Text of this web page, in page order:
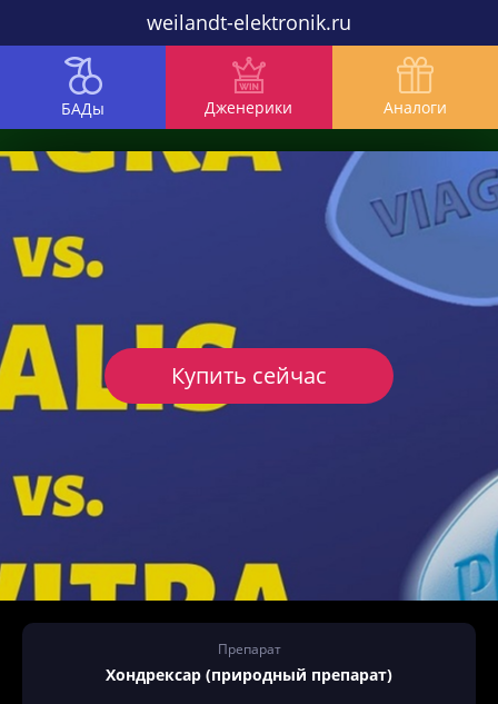
weilandt-elektronik.ru
БАДы Дженерики Аналоги
Препарат
Хондрексар (природный препарат)
Купить сейчас